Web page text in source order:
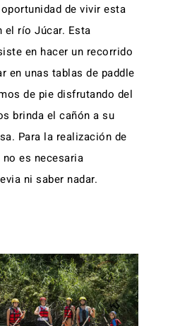
de vivir esta
el río Júcar. Esta
en hacer un recorrido
en unas tablas de paddle
de pie disfrutando del
brinda el cañón a su
Para la realización de
es necesaria
ni saber nadar.